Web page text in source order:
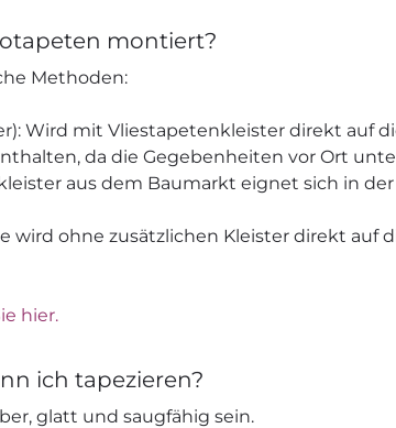
montiert?
Methoden:
Wird mit Vliestapetenkleister direkt auf
da die Gegebenheiten vor Ort
aus dem Baumarkt eignet sich in
wird ohne zusätzlichen Kleister direkt auf
hier.
ich tapezieren?
glatt und saugfähig sein.